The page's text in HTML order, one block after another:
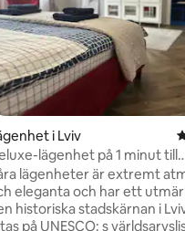
betyg, 229
i Lviv
lägenhet på 1 minut till
lägenheter är extremt
eleganta och har ett
historiska stadskärnan i
på UNESCO: s